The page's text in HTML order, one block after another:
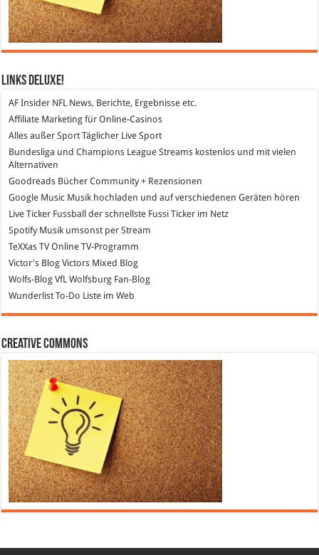
Links DeLuXe!
AF Insider NFL News, Berichte, Ergebnisse etc.
Affiliate Marketing für Online-Casinos
Alles außer SportTäglicher Live Sport
Bundesliga und Champions League Streams kostenlos und mit vielen
Alternativen
Goodreads Bücher Community + Rezensionen
Google Music Musik hochladen und auf verschiedenen Geräten hören
Live Ticker Fussball
der schnellste Fussi Ticker im Netz
SpotifyMusik umsonst per Stream
TeXXas TVOnline TV-Programm
Victor's Blog Victors Mixed Blog
Wolfs-Blog VfL Wolfsburg Fan-Blog
WunderlistTo-Do Liste im Web
Creative Commons